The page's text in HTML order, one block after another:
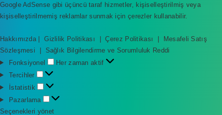
Google AdSense gibi üçüncü taraf hizmetler, kişiselleştirilmiş veya
kişiselleştirilmemiş reklamlar sunmak için çerezler kullanabilir.
Hakkımızda |Gizlilik Politikası |Çerez Politikası | Mesafeli Satış
Sözleşmesi
| Sağlık Bilgilendirme ve Sorumluluk Reddi
Fonksiyonel
F
k
Her zaman aktif
Tercihler
T
e
r
İstatistik
İ
s
t
Pazarlama
P
a
Seçenekleri yönet